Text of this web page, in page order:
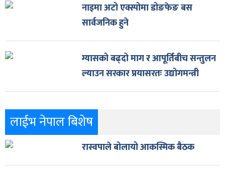
नाइमा अटो एक्स्पोमा डोङफेङ बस
सार्वजनिक हुने
ग्यासको बढ्दो माग र आपूर्तिबीच सन्तुलन
ल्याउन सरकार प्रयासरतः उद्योगमन्त्री
लाईभ नेपाल बिशेष
रास्वपाले बोलायो आकस्मिक बैठक